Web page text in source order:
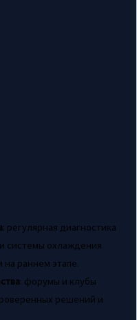
: регулярная диагностика
системы охлаждения
на раннем этапе.
: форумы и клубы
решений и